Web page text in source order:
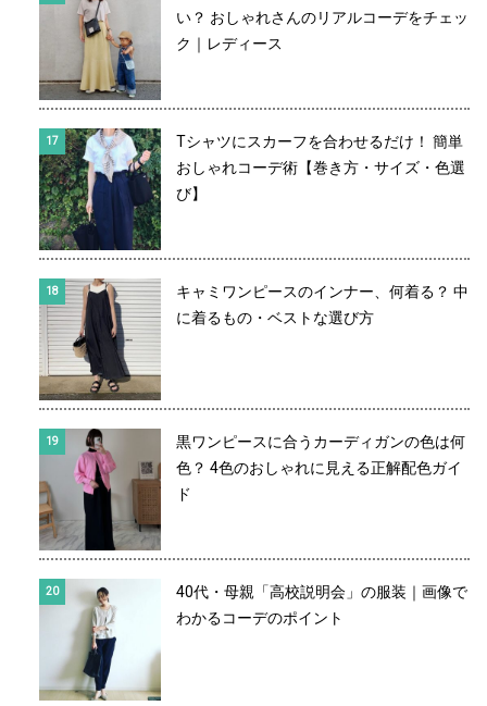
い？ おしゃれさんのリアルコーデをチェッ
ク｜レディース
Tシャツにスカーフを合わせるだけ！ 簡単
おしゃれコーデ術【巻き方・サイズ・色選
び】
キャミワンピースのインナー、何着る？ 中
に着るもの・ベストな選び方
黒ワンピースに合うカーディガンの色は何
色？ 4色のおしゃれに見える正解配色ガイ
ド
40代・母親「高校説明会」の服装｜画像で
わかるコーデのポイント